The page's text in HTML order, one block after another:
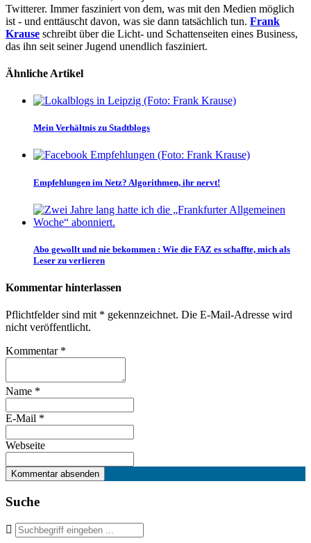
Twitterer. Immer fasziniert von dem, was mit den Medien möglich
ist - und enttäuscht davon, was sie dann tatsächlich tun. Frank
Krause schreibt über die Licht- und Schattenseiten eines Business,
das ihn seit seiner Jugend unendlich fasziniert.
Ähnliche Artikel
Mein Verhältnis zu Stadtblogs
Empfehlungen im Netz? Algorithmen, ihr nervt!
Abo gewollt und nie bekommen : Wie die FAZ es schaffte, mich als
Leser zu verlieren
Kommentar hinterlassen
Pflichtfelder sind mit * gekennzeichnet. Die E-Mail-Adresse wird
nicht veröffentlicht.
Kommentar *
Name *
E-Mail *
Webseite
Suche